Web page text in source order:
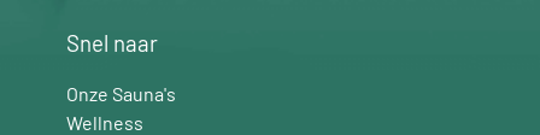
Snel naar
Onze Sauna's
Wellness